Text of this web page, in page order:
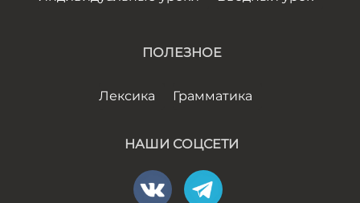
ПОЛЕЗНОЕ
Лексика Грамматика
НАШИ СОЦСЕТИ